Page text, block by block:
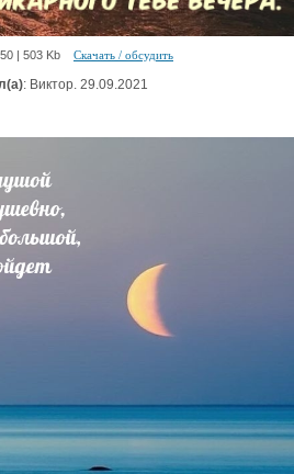
| 503 Kb Скачать / обсудить
: Виктор. 29.09.2021